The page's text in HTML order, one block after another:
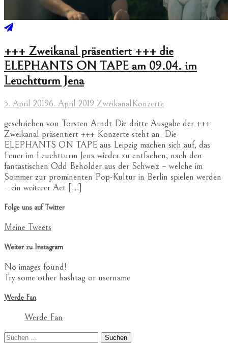
+++ Zweikanal präsentiert +++ die
ELEPHANTS ON TAPE am 09.04. im
Leuchtturm Jena
5. April 20196. April 2019 ZweikanalKonzerte
geschrieben von Torsten Arndt Die dritte Ausgabe der +++
Zweikanal präsentiert +++ Konzerte steht an. Die
ELEPHANTS ON TAPE aus Leipzig machen sich auf, das
Feuer im Leuchtturm Jena wieder zu entfachen, nach den
fantastischen Odd Beholder aus der Schweiz – welche im
Sommer zur prominenten Pop-Kultur in Berlin spielen werden
– ein weiterer Act […]
Folge uns auf Twitter
Meine Tweets
Weiter zu Instagram
No images found!
Try some other hashtag or username
Werde Fan
Werde Fan
Suchen